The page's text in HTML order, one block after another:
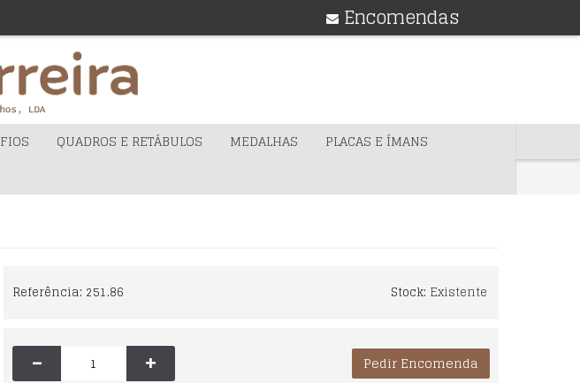
Encomendas
FIOS QUADROS E RETÁBULOS MEDALHAS
PLACAS E ÍMANS
Referência: 251.86 Stock: Existente
- + Pedir Encomenda